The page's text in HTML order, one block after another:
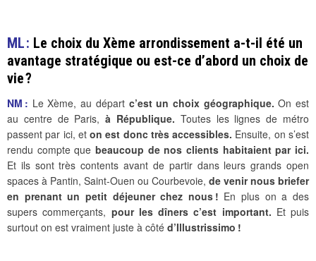
ML : Le choix du Xème arrondissement a-t-il été un
avantage stratégique ou est-ce d’abord un choix de
vie ?
NM : Le Xème, au départ c’est un choix géographique. On est
au centre de Paris,à République. Toutes les lignes de métro
passent par ici, eton est donc très accessibles. Ensuite, on s’est
rendu compte que beaucoup de nos clients habitaient par ici.
Et ils sont très contents avant de partir dans leurs grands open
spaces à Pantin, Saint-Ouen ou Courbevoie, de venir nous briefer
en prenant un petit déjeuner chez nous ! En plus on a des
supers commerçants, pour les dîners c’est important. Et puis
surtout on est vraiment juste à côté d’Illustrissimo !